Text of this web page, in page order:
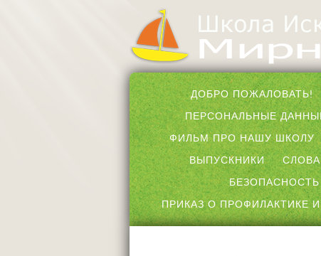
ДОБРО ПОЖАЛОВАТЬ!
ПЕРСОНАЛЬНЫЕ
ФИЛЬМ ПРО НАШУ ШКОЛУ
ВЫПУСКНИКИ
ПРИКАЗ О ПРОФИЛАКТИКЕ